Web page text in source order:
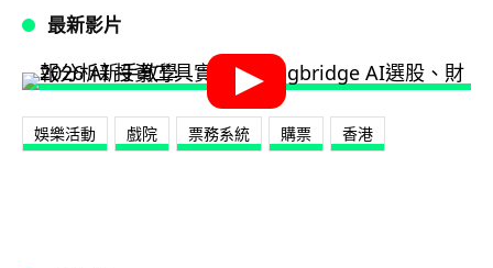
最新影片
娛樂活動 戲院 票務系統 購票 香港